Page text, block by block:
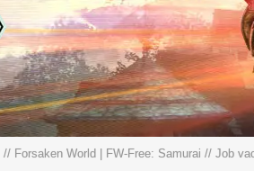
// Forsaken World | FW-Free: Samurai // Job